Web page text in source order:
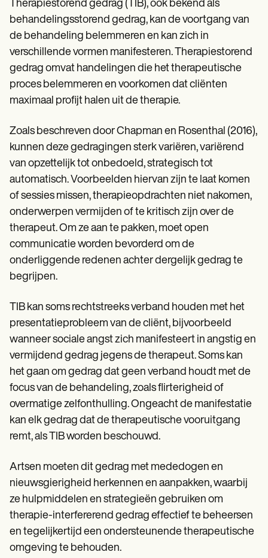
DAR Note Template
Patient Visit Summary Template
Demos
Training Hub
Webinars
Switch to Carepatron
Become a Partner
Pricing
Get started
Therapiestorend gedrag (TIB), ook bekend als
behandelingsstorend gedrag, kan de voortgang van
de behandeling belemmeren en kan zich in
verschillende vormen manifesteren. Therapiestorend
gedrag omvat handelingen die het therapeutische
proces belemmeren en voorkomen dat cliënten
maximaal profijt halen uit de therapie.
Zoals beschreven door Chapman en Rosenthal (2016),
kunnen deze gedragingen sterk variëren, variërend
van opzettelijk tot onbedoeld, strategisch tot
automatisch. Voorbeelden hiervan zijn te laat komen
of sessies missen, therapieopdrachten niet nakomen,
onderwerpen vermijden of te kritisch zijn over de
therapeut. Om ze aan te pakken, moet open
communicatie worden bevorderd om de
onderliggende redenen achter dergelijk gedrag te
begrijpen.
TIB kan soms rechtstreeks verband houden met het
presentatieprobleem van de cliënt, bijvoorbeeld
wanneer sociale angst zich manifesteert in angstig en
vermijdend gedrag jegens de therapeut. Soms kan
het gaan om gedrag dat geen verband houdt met de
focus van de behandeling, zoals flirterigheid of
overmatige zelfonthulling. Ongeacht de manifestatie
kan elk gedrag dat de therapeutische vooruitgang
remt, als TIB worden beschouwd.
Artsen moeten dit gedrag met mededogen en
nieuwsgierigheid herkennen en aanpakken, waarbij
ze hulpmiddelen en strategieën gebruiken om
therapie-interfererend gedrag effectief te beheersen
en tegelijkertijd een ondersteunende therapeutische
omgeving te behouden.